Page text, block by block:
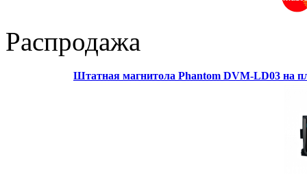
Распродажа
Штатная магнитола Phantom DVM-LD03 на